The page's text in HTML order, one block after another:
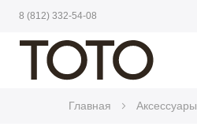
8 (812) 332-54-08
Главная Аксессуары